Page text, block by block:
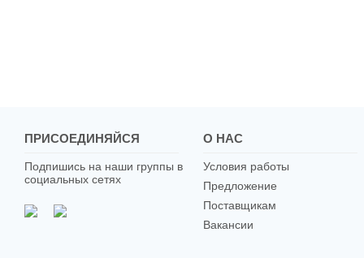
ПРИСОЕДИНЯЙСЯ
Подпишись на наши группы в
социальных сетях
О НАС
Условия работы
Предложение
Поставщикам
Вакансии